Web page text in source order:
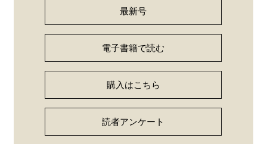
最新号
電子書籍で読む
購入はこちら
読者アンケート